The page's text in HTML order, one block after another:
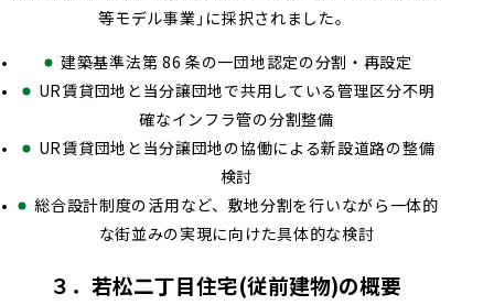
等モデル事業」に採択されました。
建築基準法第 86 条の一団地認定の分割・再設定
UR賃貸団地と当分譲団地で共用している管理区分不明
確なインフラ管の分割整備
UR賃貸団地と当分譲団地の協働による新設道路の整備
検討
総合設計制度の活用など、敷地分割を行いながら一体的
な街並みの実現に向けた具体的な検討
３．若松二丁目住宅(従前建物)の概要